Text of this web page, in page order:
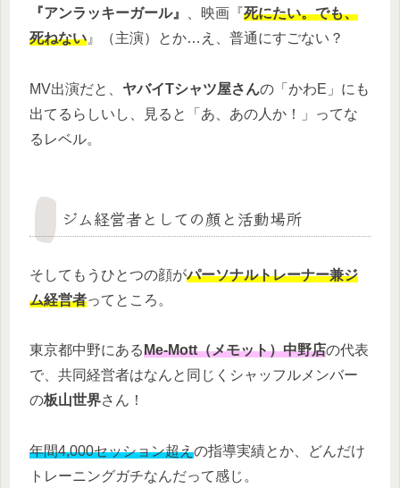
『アンラッキーガール』
、映画『死にたい。でも、
死ねない 』（主演）とか…え、普通にすごない？
MV出演だと、 ヤバイTシャツ屋さんの「かわE」にも
出てるらしいし、見ると「あ、あの人か！」ってな
るレベル。
ジム経営者としての顔と活動場所
そしてもうひとつの顔がパーソナルトレーナー兼ジ
ム経営者ってところ。
東京都中野にあるMe-Mott（メモット）中野店の代表
で、共同経営者はなんと同じくシャッフルメンバー
の板山世界さん！
年間4,000セッション超えの指導実績とか、どんだけ
トレーニングガチなんだって感じ。